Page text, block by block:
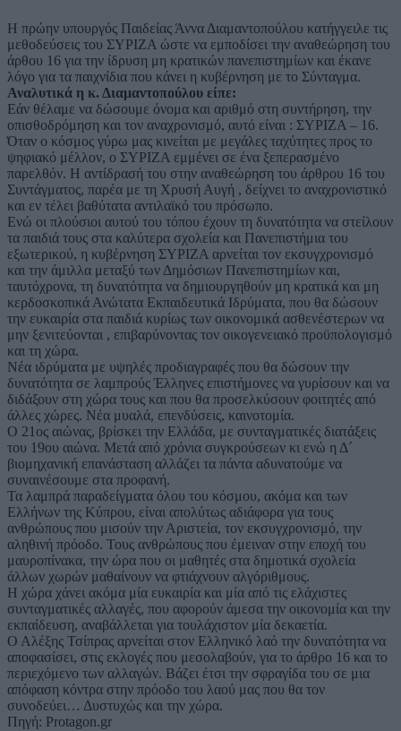
Η πρώην υπουργός Παιδείας Άννα Διαμαντοπούλου κατήγγειλε τις
μεθοδεύσεις του ΣΥΡΙΖΑ ώστε να εμποδίσει την αναθεώρηση του
άρθου 16 για την ίδρυση μη κρατικών πανεπιστημίων και έκανε
λόγο για τα παιχνίδια που κάνει η κυβέρνηση με το Σύνταγμα.
Αναλυτικά η κ. Διαμαντοπούλου είπε:
Εάν θέλαμε να δώσουμε όνομα και αριθμό στη συντήρηση, την
οπισθοδρόμηση και τον αναχρονισμό, αυτό είναι : ΣΥΡΙΖΑ – 16.
Όταν ο κόσμος γύρω μας κινείται με μεγάλες ταχύτητες προς το
ψηφιακό μέλλον, ο ΣΥΡΙΖΑ εμμένει σε ένα ξεπερασμένο
παρελθόν. Η αντίδρασή του στην αναθεώρηση του άρθρου 16 του
Συντάγματος, παρέα με τη Χρυσή Αυγή , δείχνει το αναχρονιστικό
και εν τέλει βαθύτατα αντιλαϊκό του πρόσωπο.
Ενώ οι πλούσιοι αυτού του τόπου έχουν τη δυνατότητα να στείλουν
τα παιδιά τους στα καλύτερα σχολεία και Πανεπιστήμια του
εξωτερικού, η κυβέρνηση ΣΥΡΙΖΑ αρνείται τον εκσυγχρονισμό
και την άμιλλα μεταξύ των Δημόσιων Πανεπιστημίων και,
ταυτόχρονα, τη δυνατότητα να δημιουργηθούν μη κρατικά και μη
κερδοσκοπικά Ανώτατα Εκπαιδευτικά Ιδρύματα, που θα δώσουν
την ευκαιρία στα παιδιά κυρίως των οικονομικά ασθενέστερων να
μην ξενιτεύονται , επιβαρύνοντας τον οικογενειακό προϋπολογισμό
και τη χώρα.
Νέα ιδρύματα με υψηλές προδιαγραφές που θα δώσουν την
δυνατότητα σε λαμπρούς Έλληνες επιστήμονες να γυρίσουν και να
διδάξουν στη χώρα τους και που θα προσελκύσουν φοιτητές από
άλλες χώρες. Νέα μυαλά, επενδύσεις, καινοτομία.
Ο 21ος αιώνας, βρίσκει την Ελλάδα, με συνταγματικές διατάξεις
του 19ου αιώνα. Μετά από χρόνια συγκρούσεων κι ενώ η Δ´
βιομηχανική επανάσταση αλλάζει τα πάντα αδυνατούμε να
συναινέσουμε στα προφανή.
Τα λαμπρά παραδείγματα όλου του κόσμου, ακόμα και των
Ελλήνων της Κύπρου, είναι απολύτως αδιάφορα για τους
ανθρώπους που μισούν την Αριστεία, τον εκσυγχρονισμό, την
αληθινή πρόοδο. Τους ανθρώπους που έμειναν στην εποχή του
μαυροπίνακα, την ώρα που οι μαθητές στα δημοτικά σχολεία
άλλων χωρών μαθαίνουν να φτιάχνουν αλγόριθμους.
Η χώρα χάνει ακόμα μία ευκαιρία και μία από τις ελάχιστες
συνταγματικές αλλαγές, που αφορούν άμεσα την οικονομία και την
εκπαίδευση, αναβάλλεται για τουλάχιστον μία δεκαετία.
Ο Αλέξης Τσίπρας αρνείται στον Ελληνικό λαό την δυνατότητα να
αποφασίσει, στις εκλογές που μεσολαβούν, για το άρθρο 16 και το
περιεχόμενο των αλλαγών. Βάζει έτσι την σφραγίδα του σε μια
απόφαση κόντρα στην πρόοδο του λαού μας που θα τον
συνοδεύει… Δυστυχώς και την χώρα.
Πηγή: Protagon.gr